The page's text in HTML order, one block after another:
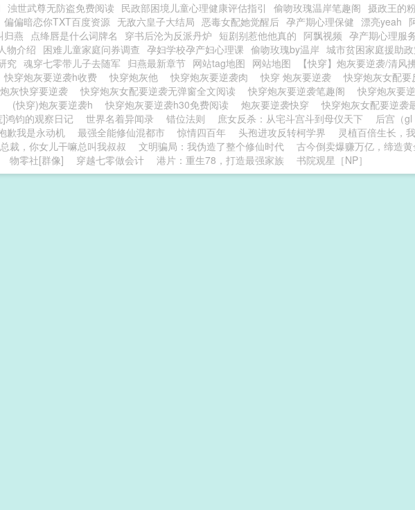
浊世武尊无防盗免费阅读 民政部困境儿童心理健康评估指引 偷吻玫瑰温岸笔趣阁 摄政王的
偏偏暗恋你TXT百度资源 无敌六皇子大结局 恶毒女配她觉醒后 孕产期心理保健 漂亮yeah
归燕 点绛唇是什么词牌名 穿书后沦为反派丹炉 短剧别惹他他真的 阿飘视频 孕产期心理服
物介绍 困难儿童家庭问券调查 孕妇学校孕产妇心理课 偷吻玫瑰by温岸 城市贫困家庭援助
究 魂穿七零带儿子去随军 归燕最新章节 网站tag地图 网站地图 【快穿】炮灰要逆袭/清风
快穿炮灰要逆袭h收费 快穿炮灰他 快穿炮灰要逆袭肉 快穿 炮灰要逆袭 快穿炮灰女配要
炮灰快穿要逆袭 快穿炮灰女配要逆袭无弹窗全文阅读 快穿炮灰要逆袭笔趣阁 快穿炮灰要
(快穿)炮灰要逆袭h 快穿炮灰要逆袭h30免费阅读 炮灰要逆袭快穿 快穿炮灰女配要逆袭
]鸿钧的观察日记 世界名着异闻录 错位法则 庶女反杀：从宅斗宫斗到母仪天下 后宫（gl
歉我是永动机
最强全能修仙混都市 惊情四百年 头孢进攻反转柯学界 灵植百倍生长，
总裁，你女儿干嘛总叫我叔叔 文明骗局：我伪造了整个修仙时代 古今倒卖爆赚万亿，缔造
物零社[群像] 穿越七零做会计 港片：重生78，打造最强家族 书院观星［NP］